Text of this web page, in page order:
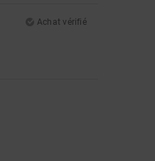
Achat vérifié